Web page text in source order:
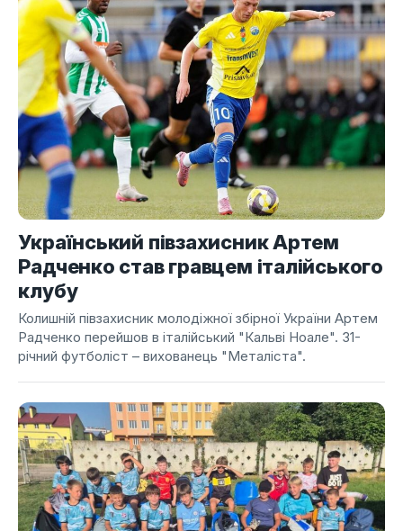
Український півзахисник Артем
Радченко став гравцем італійського
клубу
Колишній півзахисник молодіжної збірної України Артем
Радченко перейшов в італійський "Кальві Ноале". 31-
річний футболіст – вихованець "Металіста".